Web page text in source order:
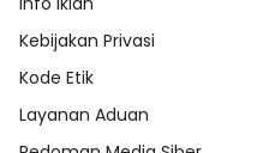
Kebijakan Privasi
Kode Etik
Layanan Aduan